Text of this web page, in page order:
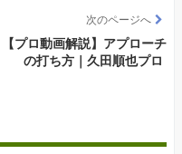
次のページへ
【プロ動画解説】アプローチ
の打ち方｜久田順也プロ